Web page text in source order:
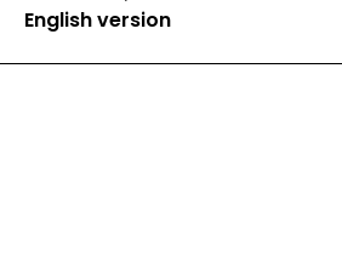
English version